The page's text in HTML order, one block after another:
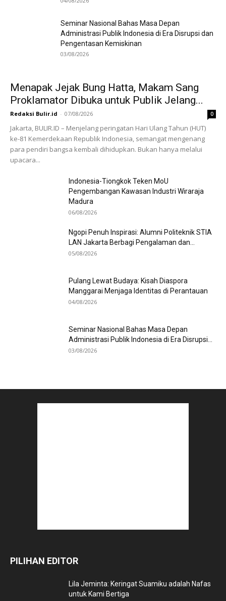
Seminar Nasional Bahas Masa Depan
Administrasi Publik Indonesia di Era Disrupsi dan
Pengentasan Kemiskinan
03/08/2026
Menapak Jejak Bung Hatta, Makam Sang
Proklamator Dibuka untuk Publik Jelang...
Redaksi Bulir.id - 07/08/2026 0
Jakarta, BULIR.ID – Menjelang peringatan Hari Ulang Tahun (HUT)
ke-81 Kemerdekaan Republik Indonesia, semangat mengenang
para pendiri bangsa kembali dihidupkan. Bukan hanya melalui
upacara...
Indonesia-Tiongkok Teken MoU
Pengembangan Kawasan Industri Wiraraja
Madura
06/08/2026
Ngopi Penuh Inspirasi: Alumni Politeknik STIA
LAN Jakarta Berbagi Pengalaman dan...
05/08/2026
Pulang Lewat Budaya: Kisah Diaspora
Manggarai Menjaga Identitas di Perantauan
04/08/2026
Seminar Nasional Bahas Masa Depan
Administrasi Publik Indonesia di Era Disrupsi...
03/08/2026
PILIHAN EDITOR
Lila Jeminta: Keringat Suamiku adalah Nafas
untuk Kami Bertiga